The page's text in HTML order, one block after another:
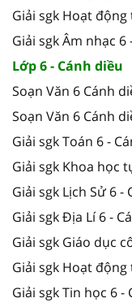
Giải sgk Hoạt động
Giải sgk Âm nhạc 6
Lớp 6 - Cánh diều
Soạn Văn 6 Cánh
Soạn Văn 6 Cánh
Giải sgk Toán 6 -
Giải sgk Khoa học
Giải sgk Lịch Sử 6 -
Giải sgk Địa Lí 6 -
Giải sgk Giáo dục
Giải sgk Hoạt
Giải sgk Tin học 6 -